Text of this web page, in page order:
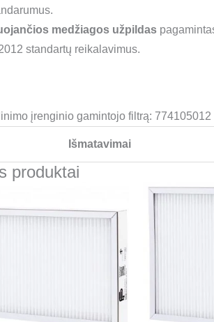
medžiagos užpildas
standartų reikalavimus.
įrenginio gamintojo filtrą: 774105012
Išmatavimai
produktai